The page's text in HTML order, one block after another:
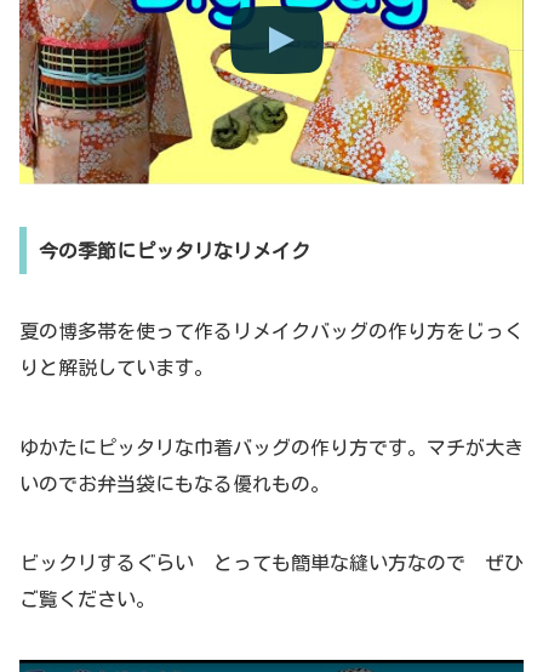
今の季節にピッタリなリメイク
夏の博多帯を使って作るリメイクバッグの作り方をじっく
りと解説しています。
ゆかたにピッタリな巾着バッグの作り方です。マチが大き
いのでお弁当袋にもなる優れもの。
ビックリするぐらい とっても簡単な縫い方なので ぜひ
ご覧ください。